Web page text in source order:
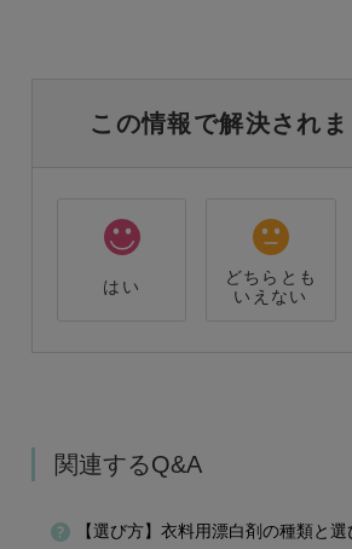
この情報で解決されま
はい
どちらとも
いえない
関連するQ&A
【選び方】衣料用漂白剤の種類と選